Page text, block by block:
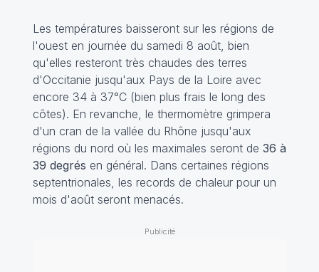
Les températures baisseront sur les régions de
l'ouest en journée du samedi 8 août, bien
qu'elles resteront très chaudes des terres
d'Occitanie jusqu'aux Pays de la Loire avec
encore 34 à 37°C (bien plus frais le long des
côtes). En revanche, le thermomètre grimpera
d'un cran de la vallée du Rhône jusqu'aux
régions du nord où les maximales seront de 36 à
39 degrés en général. Dans certaines régions
septentrionales, les records de chaleur pour un
mois d'août seront menacés.